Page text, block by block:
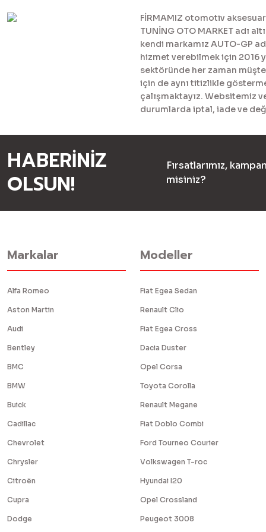
FİRMAMIZ otomotiv
TUNİNG OTO MARKET adı
kendi markamız AUTO-GP
hizmet verebilmek için 2016
sektöründe her zaman
için de aynı titizlikle
çalışmaktayız. Websitemiz
durumlarda iptal, iade ve
HABERİNİZ
OLSUN!
Fırsatlarımız,
misiniz?
Markalar
Alfa Romeo
Aston Martin
Audi
Bentley
BMC
BMW
Buick
Cadillac
Chevrolet
Chrysler
Citroën
Cupra
Dodge
Modeller
Fiat Egea Sedan
Renault Clio
Fiat Egea Cross
Dacia Duster
Opel Corsa
Toyota Corolla
Renault Megane
Fiat Doblo Combi
Ford Tourneo Courier
Volkswagen T-roc
Hyundai I20
Opel Crossland
Peugeot 3008